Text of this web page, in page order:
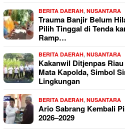
BERITA DAERAH, NUSANTARA
Trauma Banjir Belum
Pilih Tinggal di Tenda
Ramp…
BERITA DAERAH, NUSANTARA
Kakanwil Ditjenpas
Mata Kapolda, Simbol
Lingkungan
BERITA DAERAH, NUSANTARA
Ario Sabrang Kembali
2026–2029